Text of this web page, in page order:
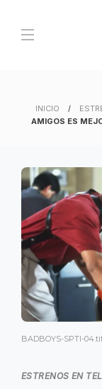
INICIO
AMIGOS ES
BADBOYS-SPTI-
ESTRENOS EN